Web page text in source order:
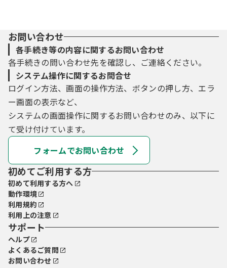
お問い合わせ
各手続き等の内容に関するお問い合わせ
各手続きの問い合わせ先を確認し、ご連絡ください。
システム操作に関するお問合せ
ログイン方法、画面の操作方法、ボタンの押し方、エラ
ー画面の表示など、
システムの画面操作に関するお問い合わせのみ、以下に
て受け付けています。
フォームでお問い合わせ
初めてご利用する方
初めて利用する方へ
動作環境
利用規約
利用上の注意
サポート
ヘルプ
よくあるご質問
お問い合わせ